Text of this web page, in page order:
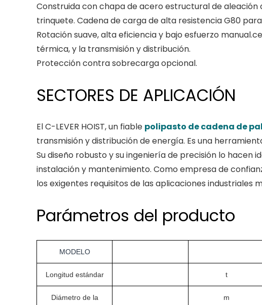
Construida con chapa de acero estructural de
trinquete. Cadena de carga de alta resistencia G80
Rotación suave, alta eficiencia y bajo esfuerzo
térmica, y la transmisión y distribución.
Protección contra sobrecarga opcional.
SECTORES DE APLICACIÓN
El C-LEVER HOIST, un fiable polipasto de cadena de
transmisión y distribución de energía. Es una
Su diseño robusto y su ingeniería de precisión lo
instalación y mantenimiento. Como empresa de
los exigentes requisitos de las aplicaciones
Parámetros del producto
MODELO
Longitud estándar t
Diámetro de la
m